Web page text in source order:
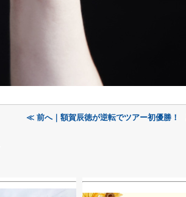
≪ 前へ｜額賀辰徳が逆転でツアー初優勝！